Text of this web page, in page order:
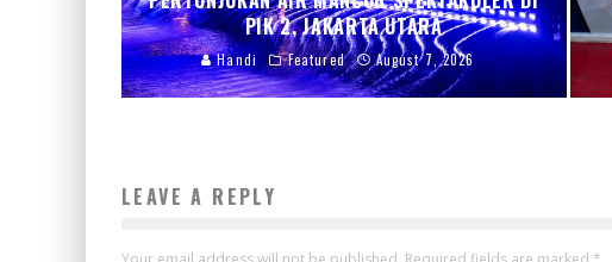
PIK 2, JAKARTA UTARA
Handi Featured August 7, 2026
LEAVE A REPLY